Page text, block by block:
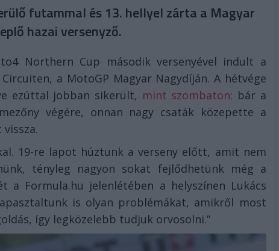
futammal és 13. hellyel zárta a Magyar
hazai versenyző.
Northern Cup második versenyével indult a
a MotoGP Magyar Nagydíján. A hétvége
ezúttal jobban sikerült, mint szombaton: bár a
végére, onnan nagy csaták közepette a
19-re lapot húztunk a verseny előtt, amit nem
tényleg nagyon sokat fejlődhetünk még a
a Formula.hu jelenlétében a helyszínen Lukács
is olyan problémákat, amikről most
így legközelebb tudjuk orvosolni.”